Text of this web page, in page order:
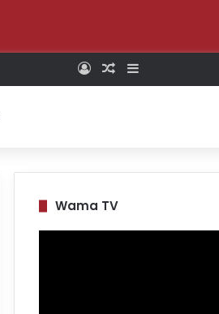
Log InRandom Article
Sidebar
Wama TV